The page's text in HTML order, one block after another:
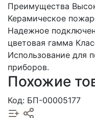
Преимущества
Керамическое
Надежное
цветовая гамма
Использование для
приборов.
Похожие
Код: БП-00005177